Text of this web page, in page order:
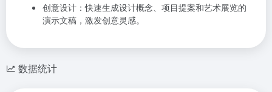
创意设计：快速生成设计概念、项目提案和艺术展览的
演示文稿，激发创意灵感。
数据统计